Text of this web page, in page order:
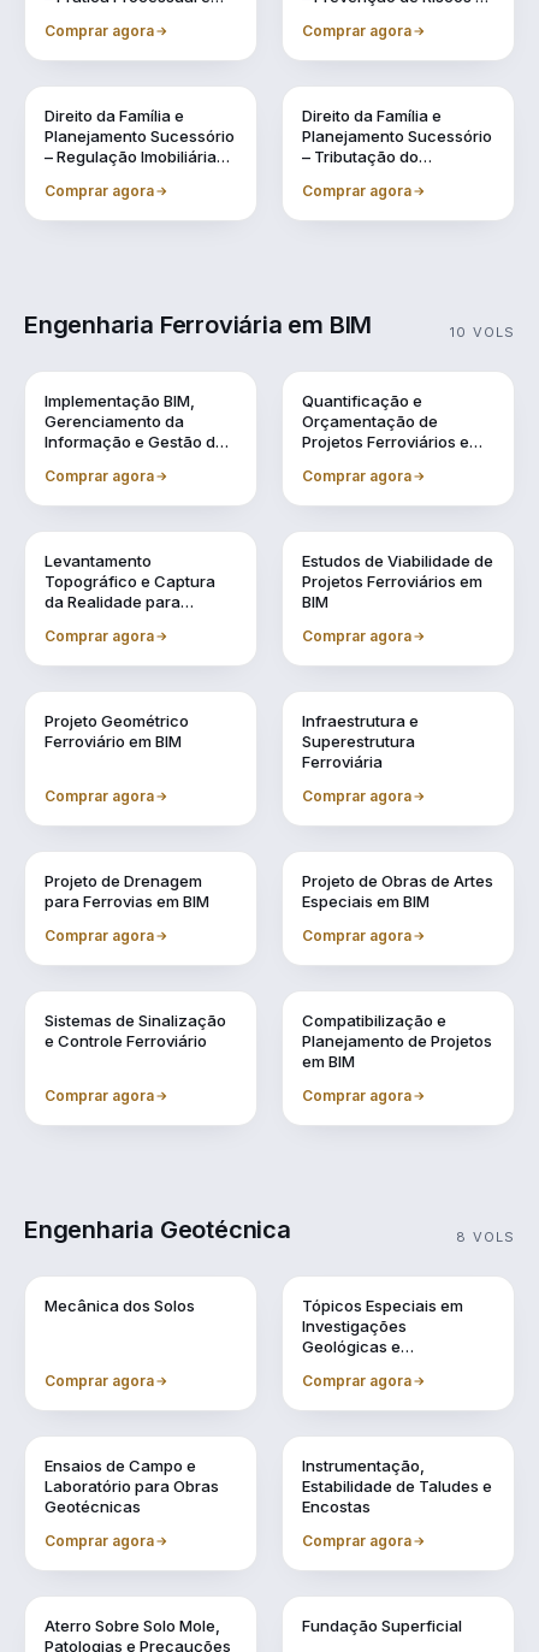
Sucessão, Inventários e
Testamentos
Comprar agora
Lavagem de Dinheiro
Comprar agora
Direito da Família e
Planejamento Sucessório
– Regulação Imobiliária
Comprar agora
Direito da Família e
Planejamento Sucessório
– Tributação do
Sucessão
Comprar agora
Engenharia Ferroviária em BIM 10 VOLS
Implementação BIM,
Gerenciamento da
Informação e Gestão de
Comprar agora
Quantificação e
Orçamentação de
Projetos Ferroviários em
Comprar agora
Levantamento
Topográfico e Captura
da Realidade para
Comprar agora
Estudos de Viabilidade de
Projetos Ferroviários em
BIM
Comprar agora
Projeto Geométrico
Ferroviário em BIM
Comprar agora
Infraestrutura e
Superestrutura
Ferroviária
Comprar agora
Projeto de Drenagem
para Ferrovias em BIM
Comprar agora
Projeto de Obras de Artes
Especiais em BIM
Comprar agora
Sistemas de Sinalização
e Controle Ferroviário
Comprar agora
Compatibilização e
Planejamento de Projetos
em BIM
Comprar agora
Engenharia Geotécnica 8 VOLS
Mecânica dos Solos
Comprar agora
Vol. 10
Tópicos Especiais em
Investigações
Geológicas e
Comprar agora
Ensaios de Campo e
Laboratório para Obras
Geotécnicas
Comprar agora
Instrumentação,
Estabilidade de Taludes e
Encostas
Comprar agora
Aterro Sobre Solo Mole,
Patologias e Precauções
Fundação Superficial